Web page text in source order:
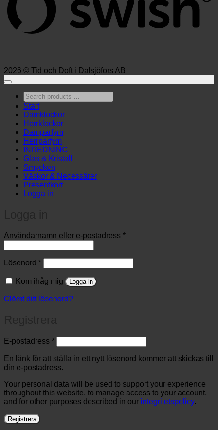
2026 © Tid och Doft i Dalsjöfors AB
Search
products
…
Start
Damklockor
Herrklockor
Damparfym
Herrparfym
INREDNING
Glas & Kristall
Smycken
Väskor & Necessärer
Presentkort
Logga in
Användarnamn eller e-postadress *Obligatoriskt
Lösenord *Obligatoriskt
Kom ihåg mig Logga in
Glömt ditt lösenord?
E-postadress *Obligatoriskt
En länk för att ställa in ett nytt lösenord kommer att skickas till
din e-postadress.
Your personal data will be used to support your experience
throughout this website, to manage access to your account,
and for other purposes described in our integritetspolicy.
Registrera